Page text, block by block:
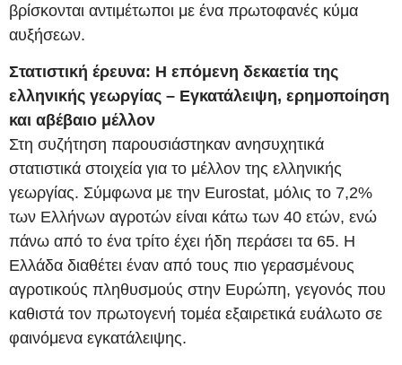
βρίσκονται αντιμέτωποι με ένα πρωτοφανές κύμα
αυξήσεων.
Στατιστική έρευνα: Η επόμενη δεκαετία της
ελληνικής γεωργίας – Εγκατάλειψη, ερημοποίηση
και αβέβαιο μέλλον
Στη συζήτηση παρουσιάστηκαν ανησυχητικά
στατιστικά στοιχεία για το μέλλον της ελληνικής
γεωργίας. Σύμφωνα με την Eurostat, μόλις το 7,2%
των Ελλήνων αγροτών είναι κάτω των 40 ετών, ενώ
πάνω από το ένα τρίτο έχει ήδη περάσει τα 65. Η
Ελλάδα διαθέτει έναν από τους πιο γερασμένους
αγροτικούς πληθυσμούς στην Ευρώπη, γεγονός που
καθιστά τον πρωτογενή τομέα εξαιρετικά ευάλωτο σε
φαινόμενα εγκατάλειψης.